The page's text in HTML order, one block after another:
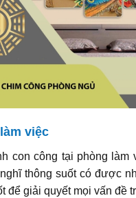
việc
con công tại phòng làm
thông suốt có được
để giải quyết mọi vấn đề